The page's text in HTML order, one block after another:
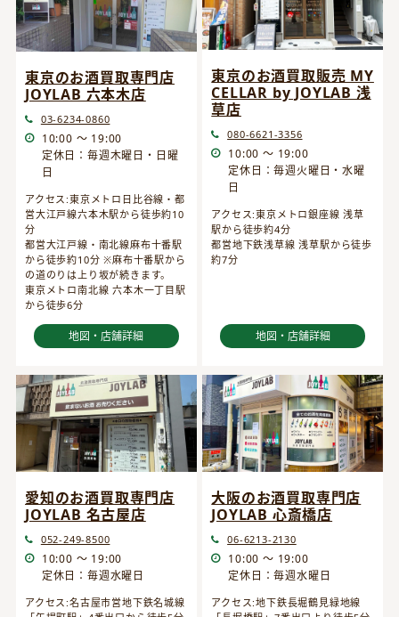
東京のお酒買取専門店
JOYLAB 六本木店
03-6234-0860
10:00 ～ 19:00
定休日：毎週木曜日・日曜
日
アクセス:東京メトロ日比谷線・都
営大江戸線六本木駅から徒歩約10
分
都営大江戸線・南北線麻布十番駅
から徒歩約10分 ※麻布十番駅から
の道のりは上り坂が続きます。
東京メトロ南北線 六本木一丁目駅
から徒歩6分
地図・店舗詳細
東京のお酒買取販売 MY
CELLAR by JOYLAB 浅
草店
080-6621-3356
10:00 ～ 19:00
定休日：毎週火曜日・水曜
日
アクセス:東京メトロ銀座線 浅草
駅から徒歩約4分
都営地下鉄浅草線 浅草駅から徒歩
約7分
地図・店舗詳細
愛知のお酒買取専門店
JOYLAB 名古屋店
052-249-8500
10:00 ～ 19:00
定休日：毎週水曜日
アクセス:名古屋市営地下鉄名城線
大阪のお酒買取専門店
JOYLAB 心斎橋店
06-6213-2130
10:00 ～ 19:00
定休日：毎週水曜日
アクセス:地下鉄長堀鶴見緑地線